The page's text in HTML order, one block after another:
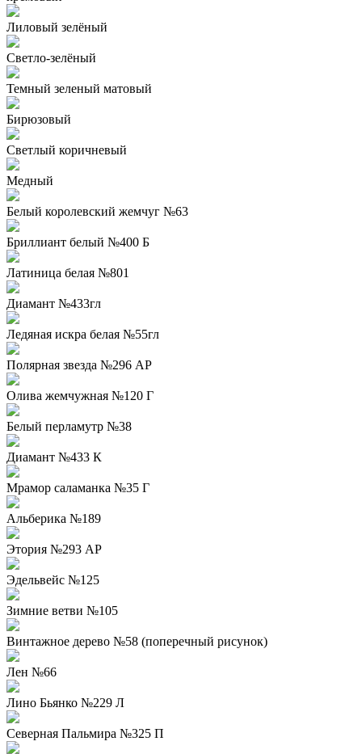
Лиловый зелёный
Светло-зелёный
Темный зеленый матовый
Бирюзовый
Светлый коричневый
Медный
Белый королевский жемчуг №63
Бриллиант белый №400 Б
Латиница белая №801
Диамант №433гл
Ледяная искра белая №55гл
Полярная звезда №296 АР
Олива жемчужная №120 Г
Белый перламутр №38
Диамант №433 К
Мрамор саламанка №35 Г
Альберика №189
Этория №293 АР
Эдельвейс №125
Зимние ветви №105
Винтажное дерево №58 (поперечный рисунок)
Лен №66
Лино Бьянко №229 Л
Северная Пальмира №325 П